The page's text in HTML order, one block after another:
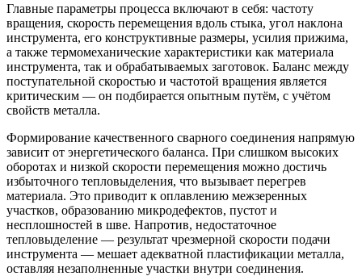
Главные параметры процесса включают в себя: частоту
вращения, скорость перемещения вдоль стыка, угол наклона
инструмента, его конструктивные размеры, усилия прижима,
а также термомеханические характеристики как материала
инструмента, так и обрабатываемых заготовок. Баланс между
поступательной скоростью и частотой вращения является
критическим — он подбирается опытным путём, с учётом
свойств металла.
Формирование качественного сварного соединения напрямую
зависит от энергетического баланса. При слишком высоких
оборотах и низкой скорости перемещения можно достичь
избыточного тепловыделения, что вызывает перегрев
материала. Это приводит к оплавлению межзеренных
участков, образованию микродефектов, пустот и
несплошностей в шве. Напротив, недостаточное
тепловыделение — результат чрезмерной скорости подачи
инструмента — мешает адекватной пластификации металла,
оставляя незаполненные участки внутри соединения.